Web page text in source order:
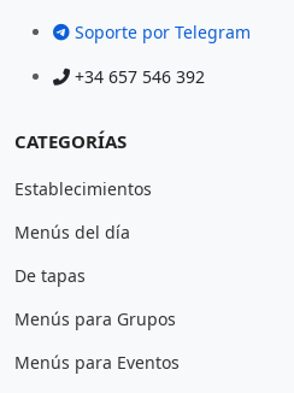
Soporte por Telegram
+34 657 546 392
CATEGORÍAS
Establecimientos
Menús del día
De tapas
Menús para Grupos
Menús para Eventos